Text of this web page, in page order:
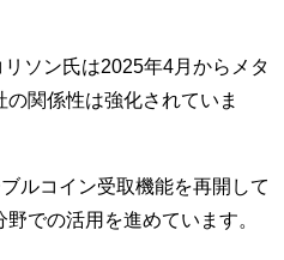
ソン氏は2025年4月からメタ
関係性は強化されていま
ルコイン受取機能を再開して
での活用を進めています。